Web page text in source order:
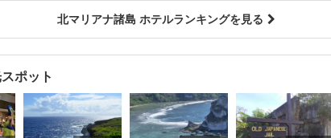
北マリアナ諸島 ホテルランキングを見る
ポット